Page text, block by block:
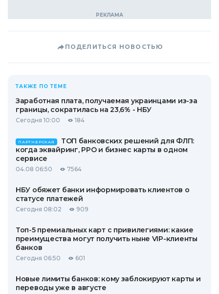
ПОДЕЛИТЬСЯ НОВОСТЬЮ
ТАКЖЕ ПО ТЕМЕ
Заработная плата, получаемая украинцами из-за
границы, сократилась на 23,6% - НБУ
Сегодня 10:00 184
ПАРТНЕРСКАЯ
ТОП банковских решений для ФЛП:
когда эквайринг, РРО и бизнес карты в одном
сервисе
04.08 06:50 7564
НБУ обяжет банки информировать клиентов о
статусе платежей
Сегодня 08:02 909
Топ-5 премиальных карт с привилегиями: какие
преимущества могут получить ныне VIP-клиенты
банков
Сегодня 06:50 601
Новые лимиты банков: кому заблокируют карты и
переводы уже в августе